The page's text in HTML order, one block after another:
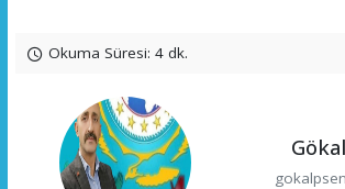
Okuma Süresi: 4 dk.